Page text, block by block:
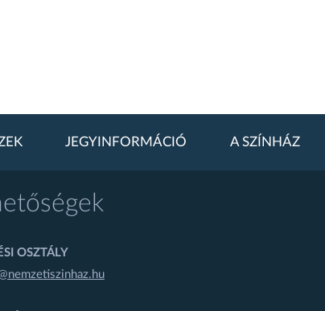
JEGYINFORMÁCIÓ A SZÍNHÁZ
OSZTÁLY